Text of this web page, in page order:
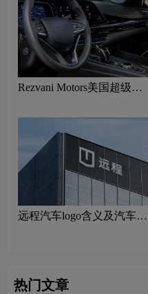
Rezvani Motors美国超级跑
远程汽车logo含义及汽车品
热门文章